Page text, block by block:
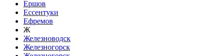
Ершов
Ессентуки
Ефремов
Ж
Железноводск
Железногорск